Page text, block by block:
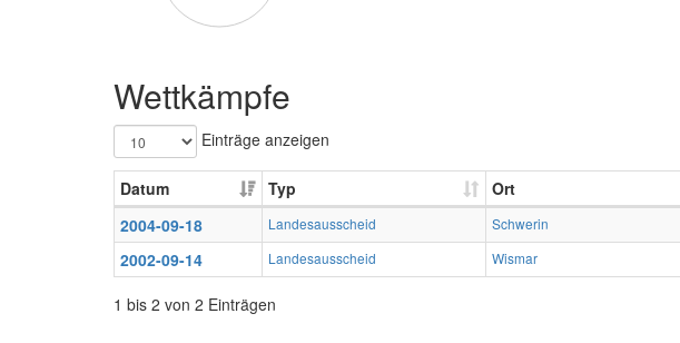
Wettkämpfe
Einträge anzeigen
Datum Typ Ort
2004-09-18
Landesausscheid Schwerin
2002-09-14
Landesausscheid Wismar
1 bis 2 von 2 Einträgen